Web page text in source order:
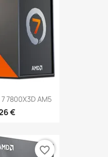
7800X3D AM5
€
favorite_border